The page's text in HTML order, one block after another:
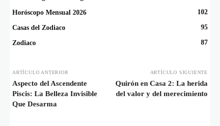
Horóscopo Mensual 2026 102
Casas del Zodiaco 95
Zodiaco 87
ARTÍCULO ANTERIOR
Aspecto del Ascendente
Piscis: La Belleza Invisible
Que Desarma
ARTÍCULO SIGUIENTE
Quirón en Casa 2: La herida
del valor y del merecimiento